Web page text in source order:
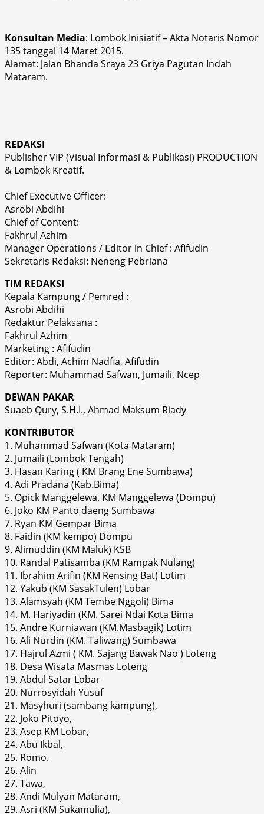
Konsultan Media: Lombok Inisiatif – Akta Notaris Nomor
135 tanggal 14 Maret 2015.
Alamat: Jalan Bhanda Sraya 23 Griya Pagutan Indah
Mataram.
REDAKSI
Publisher VIP (Visual Informasi & Publikasi) PRODUCTION
& Lombok Kreatif.
Chief Executive Officer:
Asrobi Abdihi
Chief of Content:
Fakhrul Azhim
Manager Operations / Editor in Chief : Afifudin
Sekretaris Redaksi: Neneng Pebriana
TIM REDAKSI
Kepala Kampung / Pemred :
Asrobi Abdihi
Redaktur Pelaksana :
Fakhrul Azhim
Marketing : Afifudin
Editor: Abdi, Achim Nadfia, Afifudin
Reporter: Muhammad Safwan, Jumaili, Ncep
DEWAN PAKAR
Suaeb Qury, S.H.I., Ahmad Maksum Riady
KONTRIBUTOR
1. Muhammad Safwan (Kota Mataram)
2. Jumaili (Lombok Tengah)
3. Hasan Karing ( KM Brang Ene Sumbawa)
4. Adi Pradana (Kab.Bima)
5. Opick Manggelewa. KM Manggelewa (Dompu)
6. Joko KM Panto daeng Sumbawa
7. Ryan KM Gempar Bima
8. Faidin (KM kempo) Dompu
9. Alimuddin (KM Maluk) KSB
10. Randal Patisamba (KM Rampak Nulang)
11. Ibrahim Arifin (KM Rensing Bat) Lotim
12. Yakub (KM SasakTulen) Lobar
13. Alamsyah (KM Tembe Nggoli) Bima
14. M. Hariyadin (KM. Sarei Ndai Kota Bima
15. Andre Kurniawan (KM.Masbagik) Lotim
16. Ali Nurdin (KM. Taliwang) Sumbawa
17. Hajrul Azmi ( KM. Sajang Bawak Nao ) Loteng
18. Desa Wisata Masmas Loteng
19. Abdul Satar Lobar
20. Nurrosyidah Yusuf
21. Masyhuri (sambang kampung),
22. Joko Pitoyo,
23. Asep KM Lobar,
24. Abu Ikbal,
25. Romo.
26. Alin
27. Tawa,
28. Andi Mulyan Mataram,
29. Asri (KM Sukamulia),